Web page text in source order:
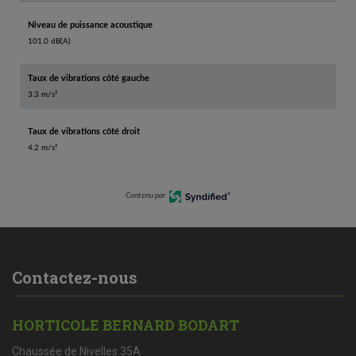
Niveau de puissance acoustique
101.0 dB(A)
Taux de vibrations côté gauche
3.3 m/s²
Taux de vibrations côté droit
4.2 m/s²
Contenu par
Contactez-nous
HORTICOLE BERNARD BODART
Chaussée de Nivelles 35A